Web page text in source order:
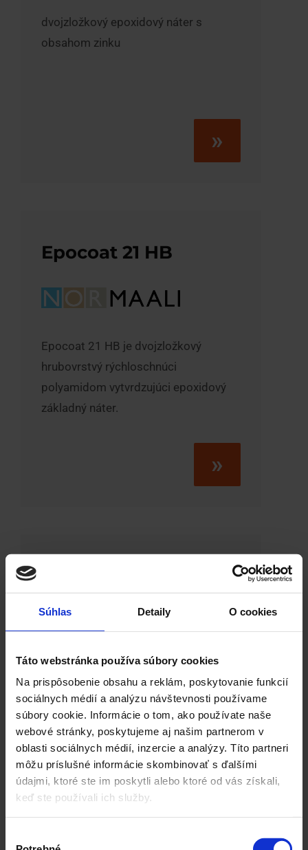
Súhlas Detaily O cookies
Táto webstránka používa súbory cookies
Na prispôsobenie obsahu a reklám, poskytovanie funkcií
sociálnych médií a analýzu návštevnosti používame
súbory cookie. Informácie o tom, ako používate naše
webové stránky, poskytujeme aj našim partnerom v
oblasti sociálnych médií, inzercie a analýzy. Títo partneri
môžu príslušné informácie skombinovať s ďalšími
údajmi, ktoré ste im poskytli alebo ktoré od vás získali,
keď ste používali ich služby.
dvojzložkový epoxidový náter s
obsahom zinku
»
Epocoat 21 HB
Epocoat 21 HB je dvojzložkový
hrubovrstvý rýchloschnúci
polyamidom vytvrdzujúci epoxidový
základný náter.
»
EPOCOAT 21 MIO je dvojzložkový
rýchloschnúci epoxidový základný
náter s obsahom železnej sľudy.
»